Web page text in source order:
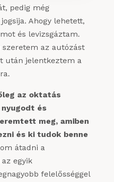
pedig még
Ahogy lehetett,
és levizsgáztam.
szeretem az autózást
után jelentkeztem a
az oktatás
nyugodt és
meg, amiben
és ki tudok benne
átadni a
egyik
felelősséggel